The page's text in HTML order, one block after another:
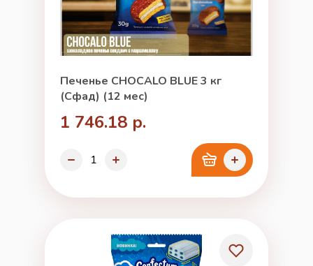
Печенье CHOCALO BLUE 3 кг
(Сфад) (12 мес)
1 746.18 р.